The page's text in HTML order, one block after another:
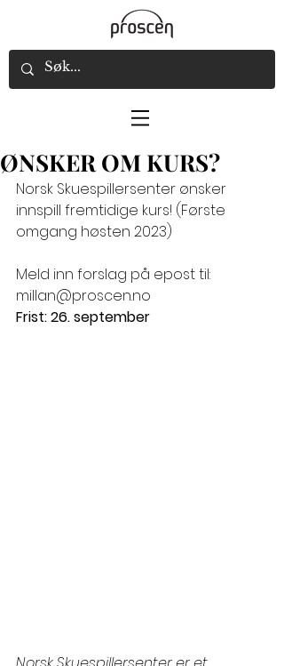
ØNSKER OM KURS?
Norsk Skuespillersenter ønsker
innspill fremtidige kurs! (Første
omgang høsten 2023)
Meld inn forslag på epost til:
millan@proscen.no
Frist: 26. september